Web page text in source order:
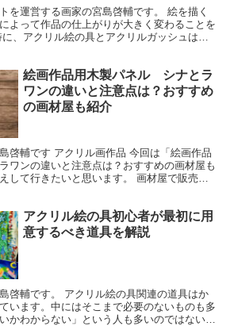
を運営する画家の宮島啓輔です。 絵を描く
よって作品の仕上がりが大きく変わることを
、アクリル絵の具とアクリルガッシュは似
絵画作品用木製パネル シナとラ
ワンの違いと注意点は？おすすめ
の画材屋も紹介
啓輔です アクリル画作品 今回は「絵画作品
ワンの違いと注意点は？おすすめの画材屋も
して行きたいと思います。 画材屋で販売さ
アクリル絵の具初心者が最初に用
意するべき道具を解説
啓輔です。 アクリル絵の具関連の道具はか
います。中にはそこまで必要のないものも多
かわからない」という人も多いのではないで